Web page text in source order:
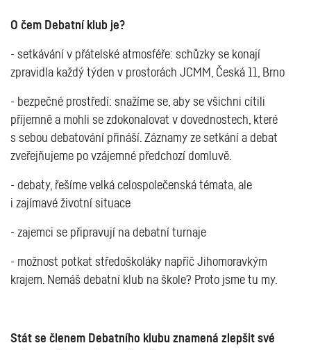
O čem Debatní klub je?
- setkávání v přátelské atmosféře: schůzky se konají
zpravidla každý týden v prostorách JCMM, Česká 11, Brno
- bezpečné prostředí: snažíme se, aby se všichni cítili
příjemně a mohli se zdokonalovat v dovednostech, které
s sebou debatování přináší. Záznamy ze setkání a debat
zveřejňujeme po vzájemné předchozí domluvě.
- debaty, řešíme velká celospolečenská témata, ale
i zajímavé životní situace
- zajemci se připravují na debatní turnaje
- možnost potkat středoškoláky napříč Jihomoravkým
krajem. Nemáš debatní klub na škole? Proto jsme tu my.
Stát se členem Debatního klubu znamená zlepšit své